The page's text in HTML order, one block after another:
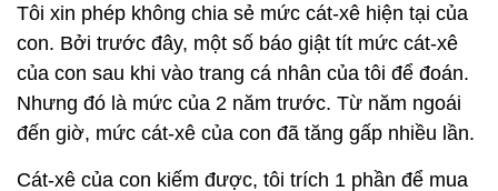
Tôi xin phép không chia sẻ mức cát-xê hiện tại của
con. Bởi trước đây, một số báo giật tít mức cát-xê
của con sau khi vào trang cá nhân của tôi để đoán.
Nhưng đó là mức của 2 năm trước. Từ năm ngoái
đến giờ, mức cát-xê của con đã tăng gấp nhiều lần.
Cát-xê của con kiếm được, tôi trích 1 phần để mua